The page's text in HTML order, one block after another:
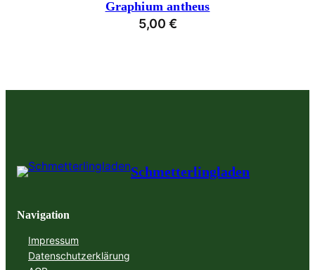
Graphium antheus
5,00 €
Schmetterlingladen
Navigation
Impressum
Datenschutzerklärung